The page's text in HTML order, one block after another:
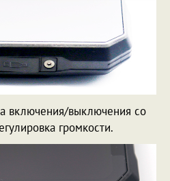
включения/выключения со
громкости.